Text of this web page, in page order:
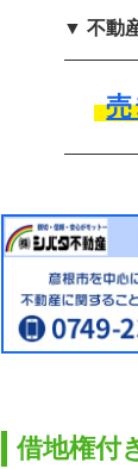
▼ 不動
借地権付